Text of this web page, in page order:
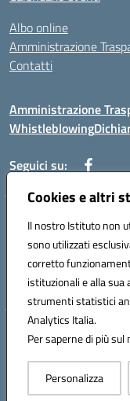
Cookies e altri
Il nostro Istituto non
sono utilizzati
corretto
istituzionali e alla
strumenti statistici
Analytics Italia.
Per saperne di più
Personalizza
Albo online
Amministrazione
Contatti
Amministrazione
Whistleblowing
Seguici su:
Telefono: 0881814875
Mail:
Codice univoco ufficio:
Codice meccanografico:
Codice fiscale:
Hosting